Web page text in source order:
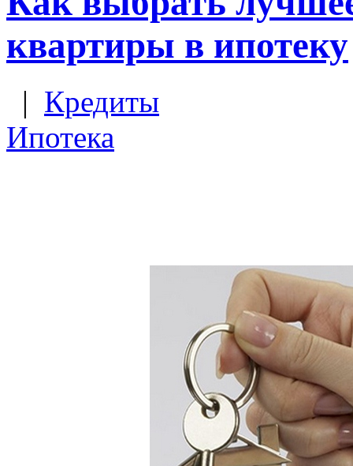
квартиры в ипотеку
| Кредиты
Ипотека